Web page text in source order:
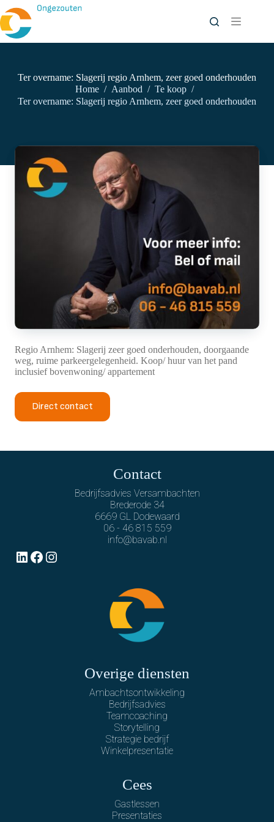
naar
de
inhoud
Ter overname: Slagerij regio Arnhem, zeer goed onderhouden
Home / Aanbod / Te koop /
Ter overname: Slagerij regio Arnhem, zeer goed onderhouden
Regio Arnhem: Slagerij zeer goed onderhouden, doorgaande
weg, ruime parkeergelegenheid. Koop/ huur van het pand
inclusief bovenwoning/ appartement
Direct contact
Contact
Bedrijfsadvies Versambachten
Brederode 34
6669 GL Dodewaard
06 - 46 815 559
info@bavab.nl
LinkedIn
Facebook
Instagram
Overige diensten
Ambachtsontwikkeling
Bedrijfsadvies
Teamcoaching
Storytelling
Strategie bedrijf
Winkelpresentatie
Cees
Gastlessen
Presentaties